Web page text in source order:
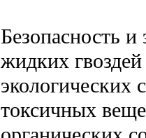
Безопасность
жидких
экологических
токсичных